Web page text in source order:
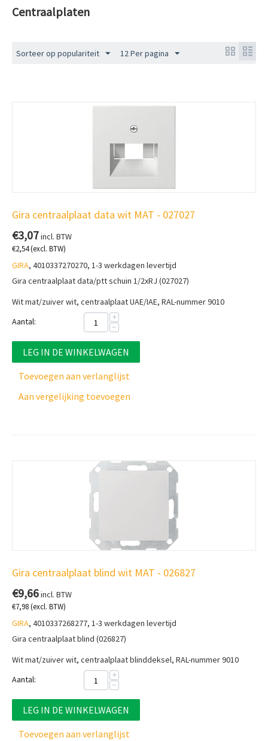
Centraalplaten
Sorteer op populariteit 12 Per pagina
Gira centraalplaat data wit MAT - 027027
€3,07incl. BTW
€2,54(excl. BTW)
GIRA, 4010337270270, 1-3 werkdagen levertijd
Gira centraalplaat data/ptt schuin 1/2xRJ (027027)
Wit mat/zuiver wit, centraalplaat UAE/IAE, RAL-nummer 9010
Aantal:
+
−
LEG IN DE WINKELWAGEN
Toevoegen aan verlanglijst
Aan vergelijking toevoegen
Gira centraalplaat blind wit MAT - 026827
€9,66incl. BTW
€7,98(excl. BTW)
GIRA, 4010337268277, 1-3 werkdagen levertijd
Gira centraalplaat blind (026827)
Wit mat/zuiver wit, centraalplaat blinddeksel, RAL-nummer 9010
Aantal:
+
−
LEG IN DE WINKELWAGEN
Toevoegen aan verlanglijst